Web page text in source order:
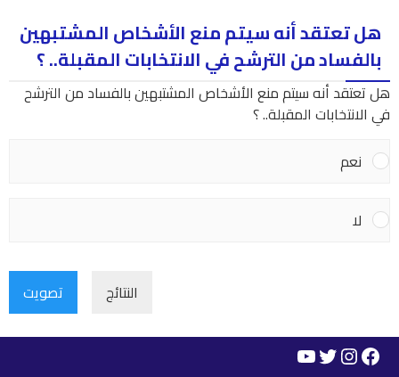
هل تعتقد أنه سيتم منع الأشخاص المشتبهين
بالفساد من الترشح في الانتخابات المقبلة.. ؟
هل تعتقد أنه سيتم منع الأشخاص المشتبهين بالفساد من الترشح
في الانتخابات المقبلة.. ؟
نعم
لا
النتائج تصويت
Facebook
Instagram
Twitter
YouTube